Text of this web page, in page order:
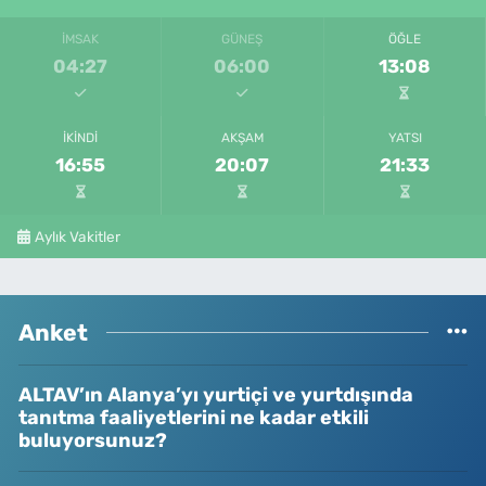
İMSAK
04:27
GÜNEŞ
06:00
ÖĞLE
13:08
İKINDI
16:55
AKŞAM
20:07
YATSI
21:33
Aylık Vakitler
Anket
ALTAV’ın Alanya’yı yurtiçi ve yurtdışında
tanıtma faaliyetlerini ne kadar etkili
buluyorsunuz?